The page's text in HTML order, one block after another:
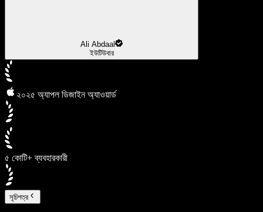
Ali Abdaal
ইউটিউবার
২০২৫ অ্যাপল ডিজাইন অ্যাওয়ার্ড
৫ কোটি+ ব্যবহারকারী
সূচিপত্র